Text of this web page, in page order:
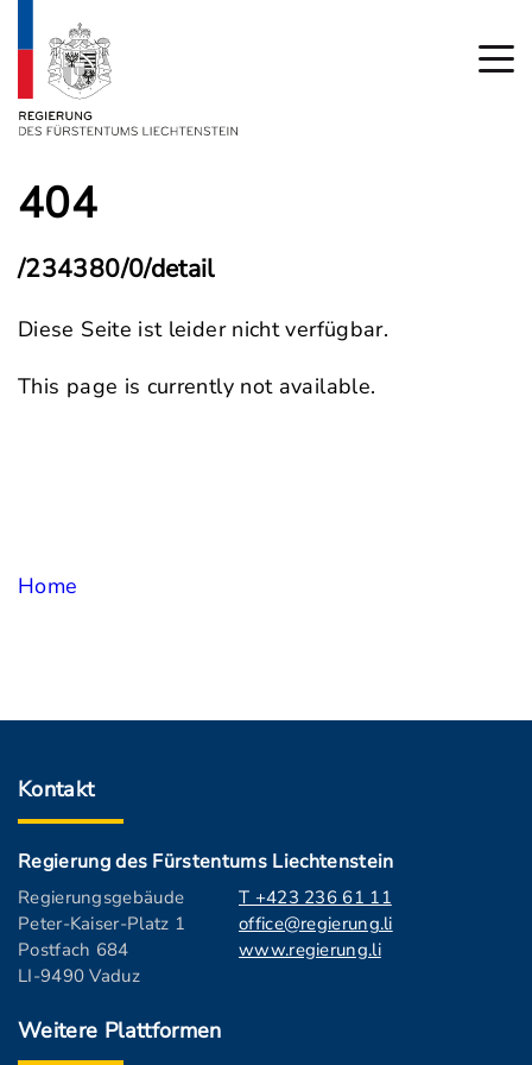
404
/234380/0/detail
Diese Seite ist leider nicht verfügbar.
This page is currently not available.
Home
Kontakt
Regierung des Fürstentums Liechtenstein
Regierungsgebäude
Peter-Kaiser-Platz 1
Postfach 684
LI-9490 Vaduz
T +423 236 61 11
office@regierung.li
www.regierung.li
Weitere Plattformen